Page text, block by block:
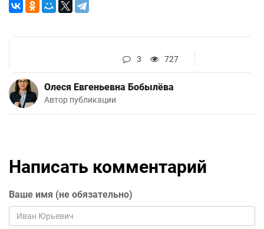
3 727
Олеся Евгеньевна Бобылёва
Автор публикации
Написать комментарий
Ваше имя (не обязательно)